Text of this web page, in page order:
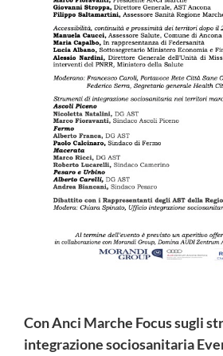
Con Anci Marche Focus sugli
integrazione sociosanitaria